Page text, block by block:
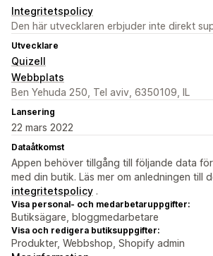
Integritetspolicy
Den här utvecklaren erbjuder inte direkt
Utvecklare
Quizell
Webbplats
Ben Yehuda 250, Tel aviv, 6350109, IL
Lansering
22 mars 2022
Dataåtkomst
Appen behöver tillgång till följande data
med din butik. Läs mer om anledningen till
integritetspolicy .
Visa personal- och medarbetaruppgifter:
Butiksägare, bloggmedarbetare
Visa och redigera butiksuppgifter:
Produkter, Webbshop, Shopify admin